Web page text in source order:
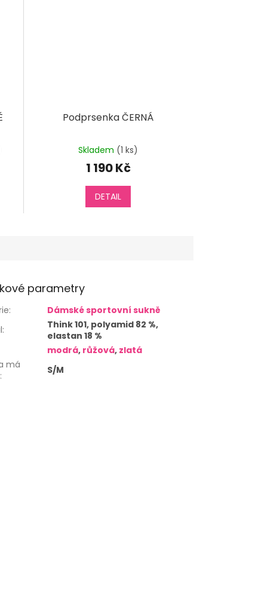
Podprsenka ČERNÁ
Skladem (1 ks)
1 190 Kč
DETAIL
parametry
:
Dámské sportovní sukně
:
Think 101, polyamid 82 %,
elastan 18 %
modrá, růžová, zlatá
má
: S/M